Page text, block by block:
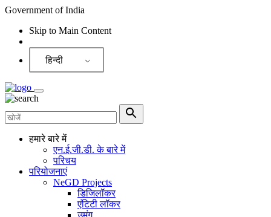
Government of India
Skip to Main Content
हिन्दी
हमारे बारे में
एन.ई.जी.डी. के बारे में
परिचय
परियोजनाएं
NeGD Projects
डिजिलॉकर
एंटिटी लॉकर
उमंग